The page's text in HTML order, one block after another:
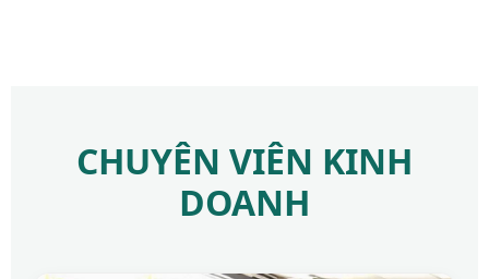
CHUYÊN VIÊN KINH
DOANH